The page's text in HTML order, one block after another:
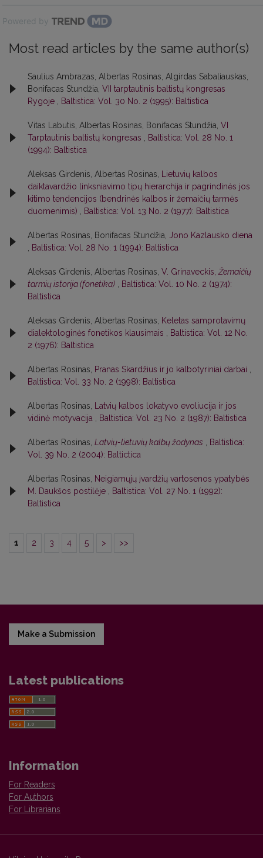
Powered by
Most read articles by the same author(s)
Saulius Ambrazas, Albertas Rosinas, Algirdas Sabaliauskas,
Bonifacas Stundžia, VII tarptautinis baltistų kongresas
Rygoje
Baltistica: Vol. 30 No. 2 (1995): Baltistica
Vitas Labutis, Albertas Rosinas, Bonifacas Stundžia, VI
Tarptautinis baltistų kongresas
Baltistica: Vol. 28 No. 1
(1994): Baltistica
Aleksas Girdenis, Albertas Rosinas, Lietuvių kalbos
daiktavardžio linksniavimo tipų hierarchija ir pagrindinės jos
kitimo tendencijos (bendrinės kalbos ir žemaičių tarmės
duomenimis)
Baltistica: Vol. 13 No. 2 (1977): Baltistica
Albertas Rosinas, Bonifacas Stundžia,
Jono Kazlausko diena
Baltistica: Vol. 28 No. 1 (1994): Baltistica
Aleksas Girdenis, Albertas Rosinas, V. Grinaveckis, Žemaičių
tarmių istorija (fonetika)
Baltistica: Vol. 10 No. 2 (1974):
Baltistica
Aleksas Girdenis, Albertas Rosinas, Keletas samprotavimų
dialektologinės fonetikos klausimais
Baltistica: Vol. 12 No.
2 (1976): Baltistica
Albertas Rosinas, Pranas Skardžius ir jo kalbotyriniai darbai
Baltistica: Vol. 33 No. 2 (1998): Baltistica
Albertas Rosinas, Latvių kalbos lokatyvo evoliucija ir jos
vidinė motyvacija
Baltistica: Vol. 23 No. 2 (1987): Baltistica
Albertas Rosinas, Latvių-lietuvių kalbų žodynas
Baltistica:
Vol. 39 No. 2 (2004): Baltictica
Albertas Rosinas, Neigiamųjų įvardžių vartosenos ypatybės
M. Daukšos postilėje
Baltistica: Vol. 27 No. 1 (1992):
Baltistica
1 2 3 4 5 > >>
Make a Submission
Latest publications
Information
For Readers
For Authors
For Librarians